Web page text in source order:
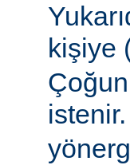
kişiye